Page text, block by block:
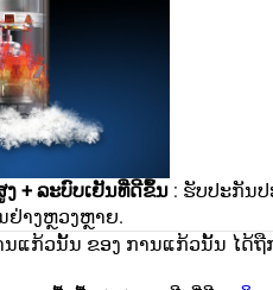
+ ລະບົບເຢັນທີ່ດີຂຶ້ນ : ຮັບປະກັນ
າງຫຼວງຫຼາຍ.
ແກ້ວນັ້ນ ຂອງ ການແກ້ວນັ້ນ ໄດ້ຖື